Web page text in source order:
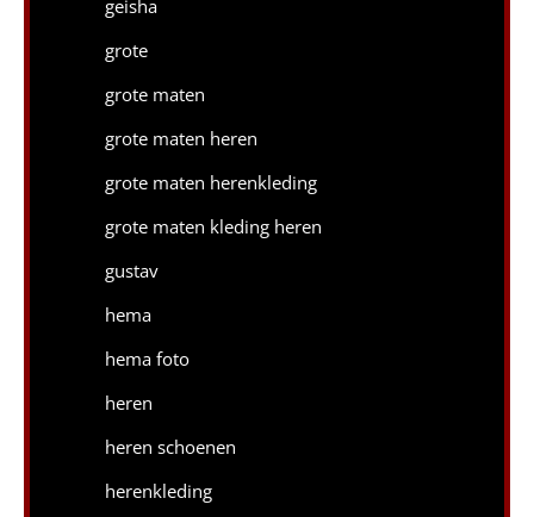
geisha
grote
grote maten
grote maten heren
grote maten herenkleding
grote maten kleding heren
gustav
hema
hema foto
heren
heren schoenen
herenkleding